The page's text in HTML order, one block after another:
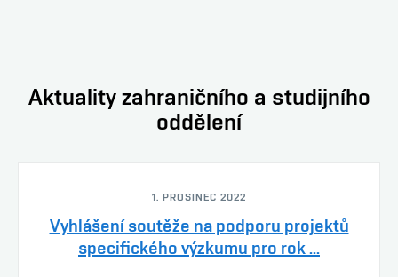
Aktuality zahraničního a studijního
oddělení
1. PROSINEC 2022
Vyhlášení soutěže na podporu projektů
specifického výzkumu pro rok ...